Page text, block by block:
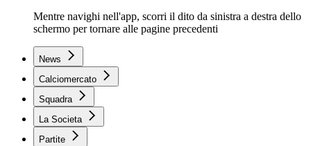
Mentre navighi nell'app, scorri il dito da sinistra a destra dello
schermo per tornare alle pagine precedenti
News
Calciomercato
Squadra
La Societa
Partite